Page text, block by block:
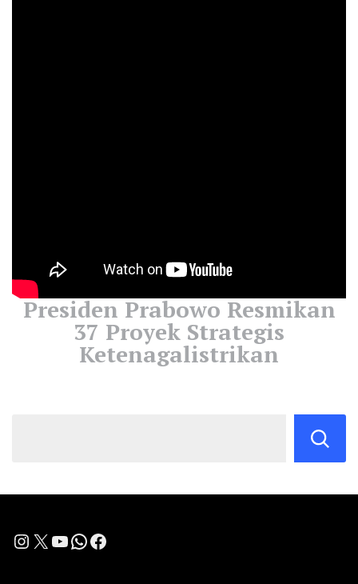
Presiden Prabowo Resmikan
37 Proyek Strategis
Ketenagalistrikan
Instagram
X YouTube
WhatsApp
Facebook